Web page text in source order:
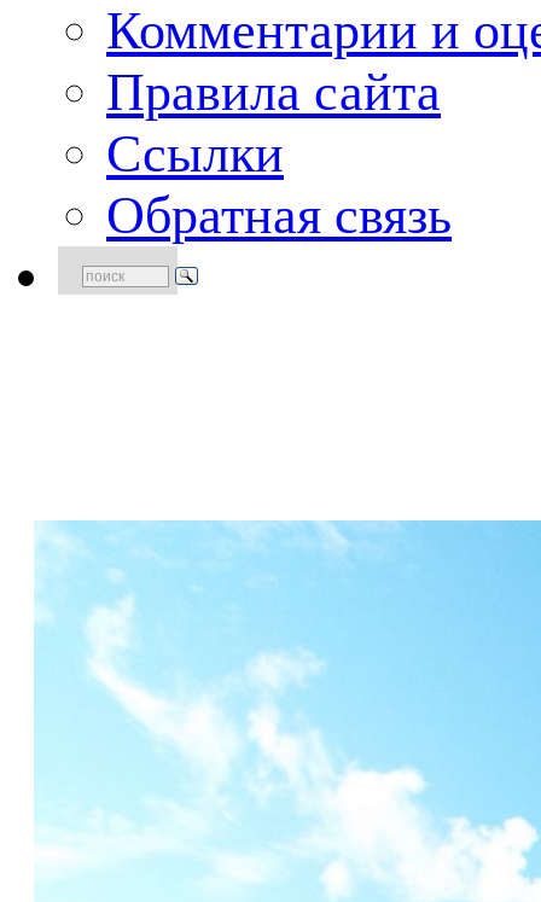
Комментарии и
Правила сайта
Ссылки
Обратная связь